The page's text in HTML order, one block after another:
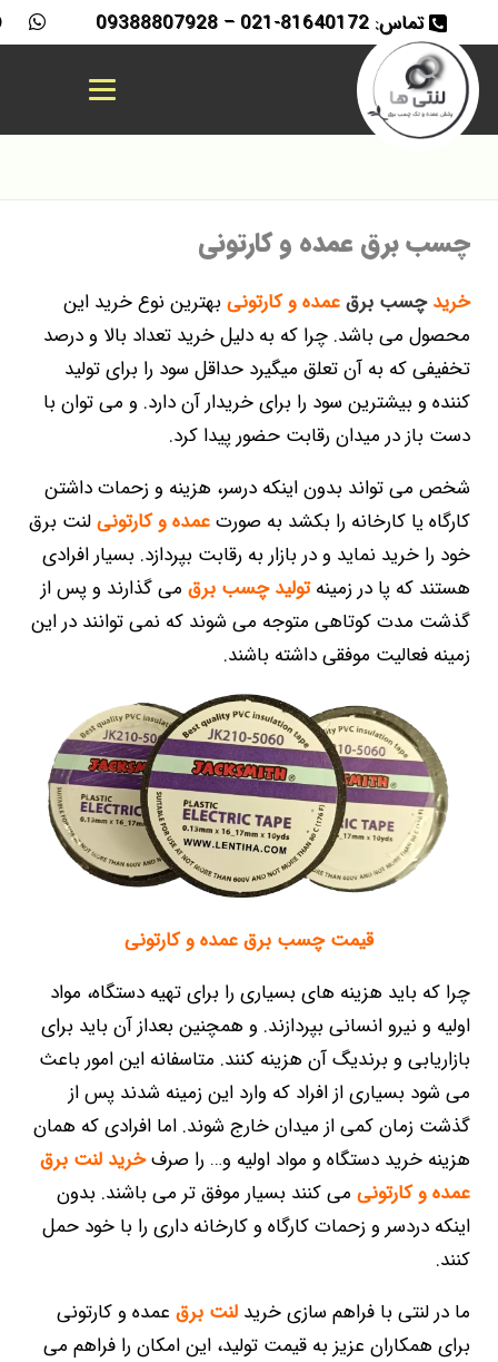
تماس: 81640172-021 – 09388807928
چسب برق عمده و کارتونی
خریدچسب برقعمده و کارتونیبهترین نوع خرید این
محصول می باشد. چرا که به دلیل خرید تعداد بالا و درصد
تخفیفی که به آن تعلق میگیرد حداقل سود را برای تولید
کننده و بیشترین سود را برای خریدار آن دارد. و می توان با
دست باز در میدان رقابت حضور پیدا کرد.
شخص می تواند بدون اینکه درسر، هزینه و زحمات داشتن
کارگاه یا کارخانه را بکشد به صورتعمده و کارتونیلنت برق
خود را خرید نماید و در بازار به رقابت بپردازد. بسیار افرادی
هستند که پا در زمینهتولید چسب برق می گذارند و پس از
گذشت مدت کوتاهی متوجه می شوند که نمی توانند در این
زمینه فعالیت موفقی داشته باشند.
قیمت چسب برق عمده و کارتونی
چرا که باید هزینه های بسیاری را برای تهیه دستگاه، مواد
اولیه و نیرو انسانی بپردازند. و همچنین بعداز آن باید برای
بازاریابی و برندیگ آن هزینه کنند. متاسفانه این امور باعث
می شود بسیاری از افراد که وارد این زمینه شدند پس از
گذشت زمان کمی از میدان خارج شوند. اما افرادی که همان
هزینه خرید دستگاه و مواد اولیه و… را صرفخرید لنت برق
عمده و کارتونی می کنند بسیار موفق تر می باشند. بدون
اینکه دردسر و زحمات کارگاه و کارخانه داری را با خود حمل
کنند.
ما در لنتی با فراهم سازی خریدلنت برق عمده و کارتونی
برای همکاران عزیز به قیمت تولید، این امکان را فراهم می